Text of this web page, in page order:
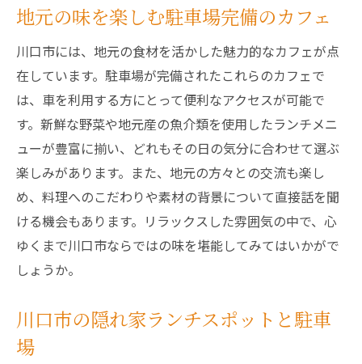
駐車場完備でランチを楽しむ理由
リラックスタイムに最適な駐車場付きラン
チ
駐車場付きランチで過ごす贅沢な時間
川口市で見つけた駐車場付きランチの魅力
駐車場完備のランチで心温まるひととき
駐車場付きレストランでのリラックス方法
駐車場完備川口市のランチスポット巡り
駐車場付きランチスポットの探し方
駐車場付きランチスポットの魅力紹介
地元の味を楽しむ駐車場完備のカフェ
川口市には、地元の食材を活かした魅力的なカフェが点
在しています。駐車場が完備されたこれらのカフェで
は、車を利用する方にとって便利なアクセスが可能で
す。新鮮な野菜や地元産の魚介類を使用したランチメニ
ューが豊富に揃い、どれもその日の気分に合わせて選ぶ
楽しみがあります。また、地元の方々との交流も楽し
め、料理へのこだわりや素材の背景について直接話を聞
ける機会もあります。リラックスした雰囲気の中で、心
ゆくまで川口市ならではの味を堪能してみてはいかがで
しょうか。
川口市の隠れ家ランチスポットと駐車
場